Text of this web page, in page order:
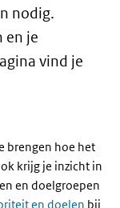
nodig.
en je
vind je
brengen hoe het
krijg je inzicht in
en doelgroepen
en doelen bij